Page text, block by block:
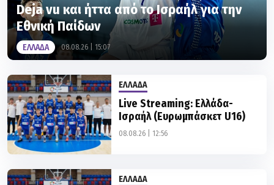
Deja vu και ήττα από το Ισραήλ για την
Εθνική Παίδων
ΕΛΛΑΔΑ 08.08.26 | 15:07
ΕΛΛΑΔΑ
Live Streaming: Ελλάδα-
Ισραήλ (Ευρωμπάσκετ U16)
08.08.26 | 12:56
ΕΛΛΑΔΑ